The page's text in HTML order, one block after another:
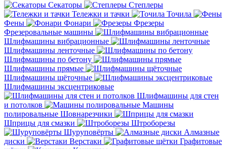
Секаторы
Степлеры
Тележки и тачки
Точила
Фены
Фонари
Фрезеры
Фрезеровальные машины
Шлифмашины вибрационные
Шлифмашины ленточные
Шлифмашины по бетону
Шлифмашины прямые
Шлифмашины щёточные
Шлифмашины эксцентриковые
Шлифмашины для стен
и потолков
Машины
полировальные Шовнарезчики
Шприцы для смазки
Штроборезы
Шуруповёрты
Алмазные
диски
Верстаки
Графитовые